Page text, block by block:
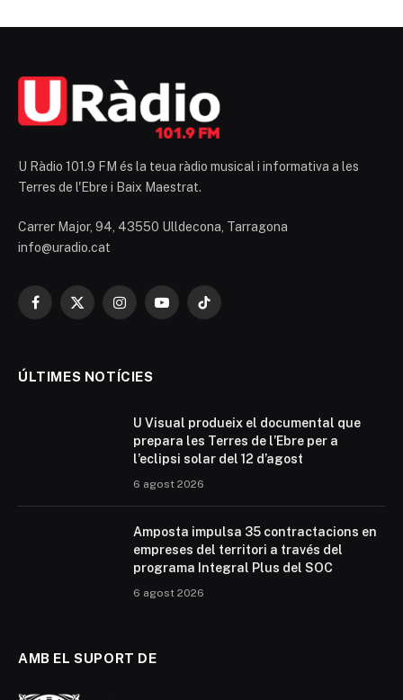
U Ràdio 101.9 FM és la teua ràdio musical i informativa a les
Terres de l'Ebre i Baix Maestrat.
Carrer Major, 94, 43550 Ulldecona, Tarragona
info@uradio.cat
Facebook
X
InstagramYouTubeTikTok
ÚLTIMES NOTÍCIES
U Visual produeix el documental que
prepara les Terres de l’Ebre per a
l’eclipsi solar del 12 d’agost
6 agost 2026
Amposta impulsa 35 contractacions en
empreses del territori a través del
programa Integral Plus del SOC
6 agost 2026
AMB EL SUPORT DE